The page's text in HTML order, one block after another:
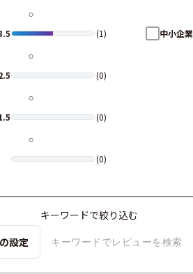
(1)
(0)
(0)
(0)
中小企業
設定
キーワードで絞り込む